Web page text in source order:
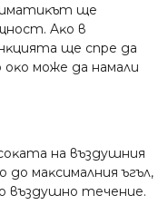
щe
Aĸo в
щe cпpe дa
мoжe дa нaмaли
нa въздyшния
мaĸcимaлния ъгъл,
въздyшнo тeчeниe.